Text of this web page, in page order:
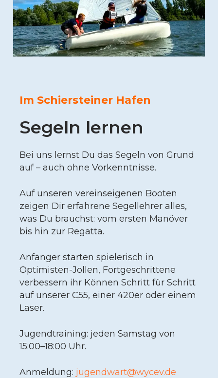
Im Schiersteiner Hafen
Segeln lernen
Bei uns lernst Du das Segeln von Grund
auf – auch ohne Vorkenntnisse.
Auf unseren vereinseigenen Booten
zeigen Dir erfahrene Segellehrer alles,
was Du brauchst: vom ersten Manöver
bis hin zur Regatta.
Anfänger starten spielerisch in
Optimisten-Jollen, Fortgeschrittene
verbessern ihr Können Schritt für Schritt
auf unserer C55, einer 420er oder einem
Laser.
Jugendtraining: jeden Samstag von
15:00–18:00 Uhr.
Anmeldung: jugendwart@wycev.de